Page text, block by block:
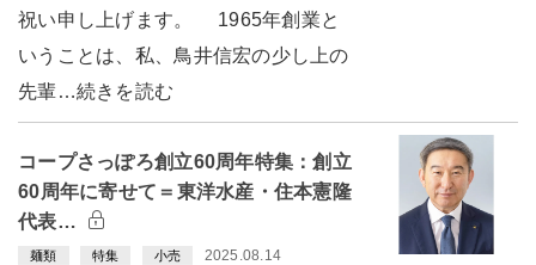
祝い申し上げます。 1965年創業と
いうことは、私、鳥井信宏の少し上の
先輩…続きを読む
コープさっぽろ創立60周年特集：創立
60周年に寄せて＝東洋水産・住本憲隆
代表…
麺類 特集 小売 2025.08.14